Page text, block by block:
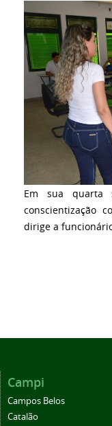
Em sua quarta
conscientização
dirige a
Campi
Campos Belos
Catalão